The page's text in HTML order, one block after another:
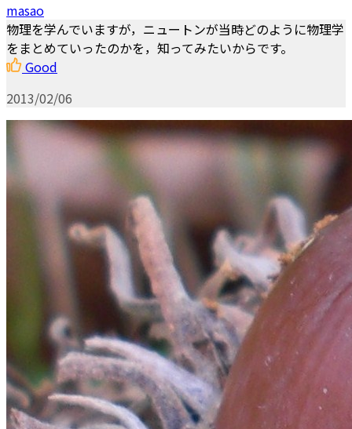
masao
物理を学んでいますが，ニュートンが当時どのように物理学
をまとめていったのかを，知ってみたいからです。
Good
2013/02/06